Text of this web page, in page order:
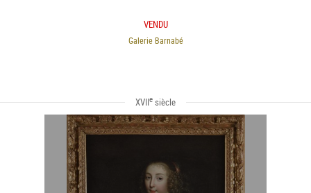
VENDU
Galerie Barnabé
XVIIe siècle